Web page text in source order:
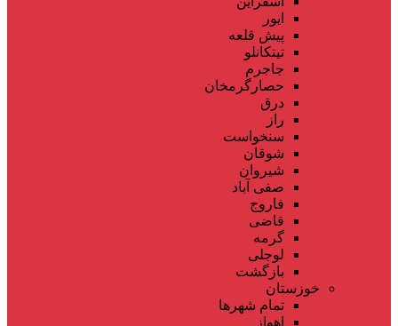
ایور
پیش قلعه
تیتکانلو
جاجرم
حصارگرمخان
درق
راز
سنخواست
شوقان
شیروان
صفی آباد
فاروج
قاضی
گرمه
لوجلی
بازگشت
خوزستان
تمام شهر‌ها
اهواز